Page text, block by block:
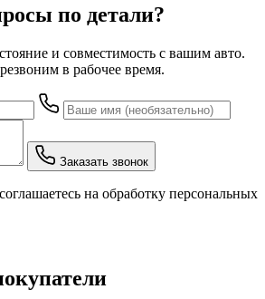
по детали?
и совместимость с вашим авто.
в рабочее время.
Заказать звонок
на обработку персональных